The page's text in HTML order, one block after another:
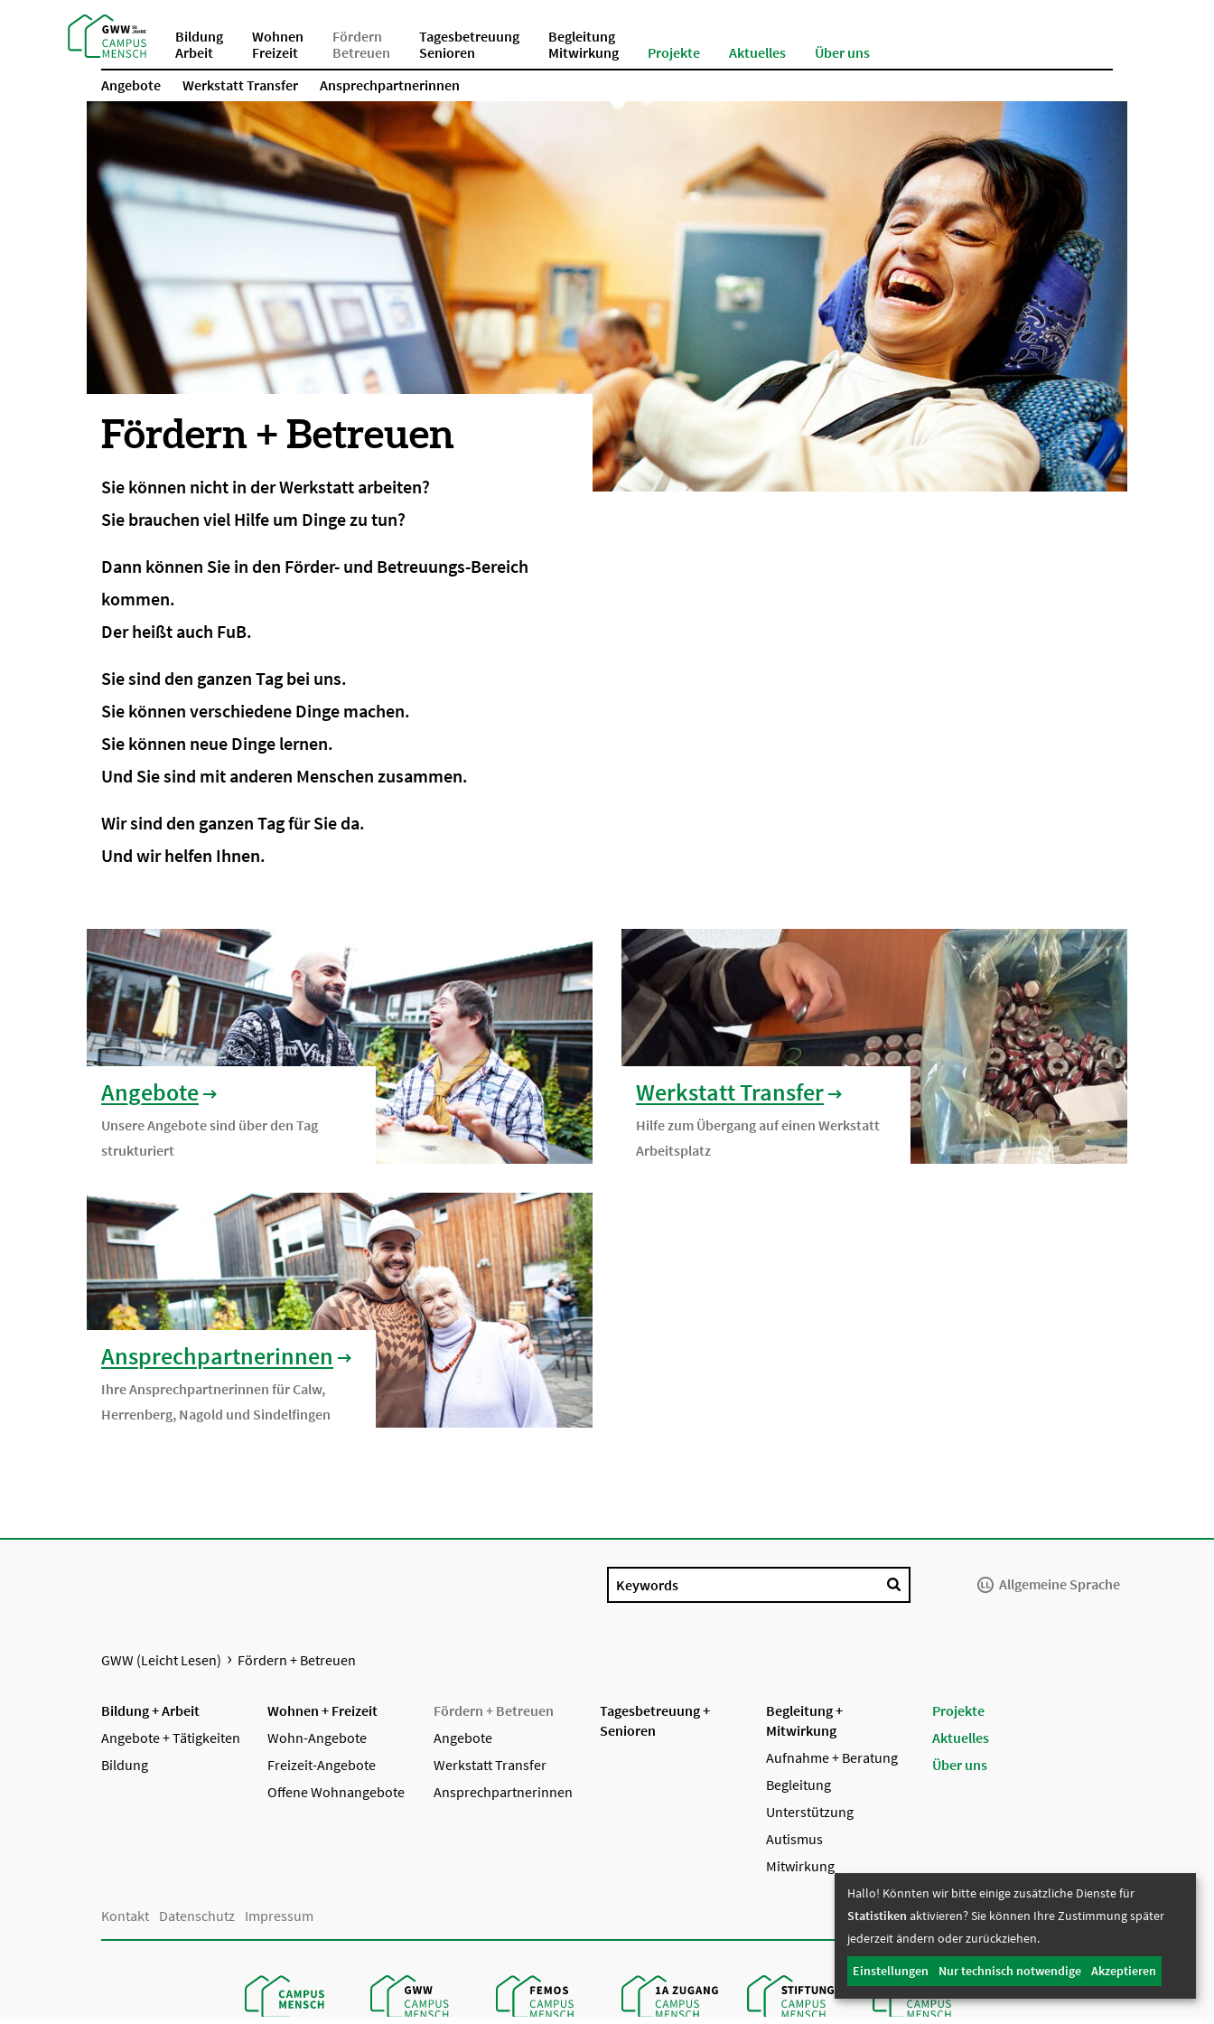
Bildung
Arbeit
Wohnen
Freizeit
Fördern
Betreuen
Tagesbetreuung
Senioren
Begleitung
Mitwirkung
Projekte Aktuelles
Über uns
Angebote
Werkstatt Transfer Ansprechpartnerinnen
Fördern + Betreuen
Sie können nicht in der Werkstatt arbeiten?
Sie brauchen viel Hilfe um Dinge zu tun?
Dann können Sie in den Förder- und Betreuungs-Bereich
kommen.
Der heißt auch FuB.
Sie sind den ganzen Tag bei uns.
Sie können verschiedene Dinge machen.
Sie können neue Dinge lernen.
Und Sie sind mit anderen Menschen zusammen.
Wir sind den ganzen Tag für Sie da.
Und wir helfen Ihnen.
Angebote
Unsere Angebote sind über den Tag
strukturiert
Werkstatt Transfer
Hilfe zum Übergang auf einen Werkstatt
Arbeitsplatz
Ansprechpartnerinnen
Ihre Ansprechpartnerinnen für Calw,
Herrenberg, Nagold und Sindelfingen
Keywords Allgemeine Sprache
GWW (Leicht Lesen) Fördern + Betreuen
Bildung + Arbeit
Angebote + Tätigkeiten
Bildung
Wohnen + Freizeit
Wohn-Angebote
Freizeit-Angebote
Offene Wohnangebote
Fördern + Betreuen
Angebote
Werkstatt Transfer
Ansprechpartnerinnen
Tagesbetreuung +
Senioren
Begleitung +
Mitwirkung
Aufnahme + Beratung
Begleitung
Unterstützung
Autismus
Mitwirkung
Projekte
Aktuelles
Über uns
Kontakt Datenschutz Impressum
Hallo! Könnten wir bitte einige zusätzliche Dienste für
Statistiken aktivieren? Sie können Ihre Zustimmung später
jederzeit ändern oder zurückziehen.
Einstellungen Nur technisch notwendige Akzeptieren